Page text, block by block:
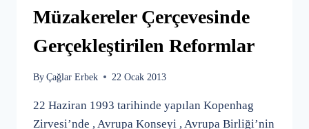
Müzakereler Çerçevesinde
Gerçekleştirilen Reformlar
By Çağlar Erbek 22 Ocak 2013
22 Haziran 1993 tarihinde yapılan Kopenhag
Zirvesi’nde , Avrupa Konseyi , Avrupa Birliği’nin